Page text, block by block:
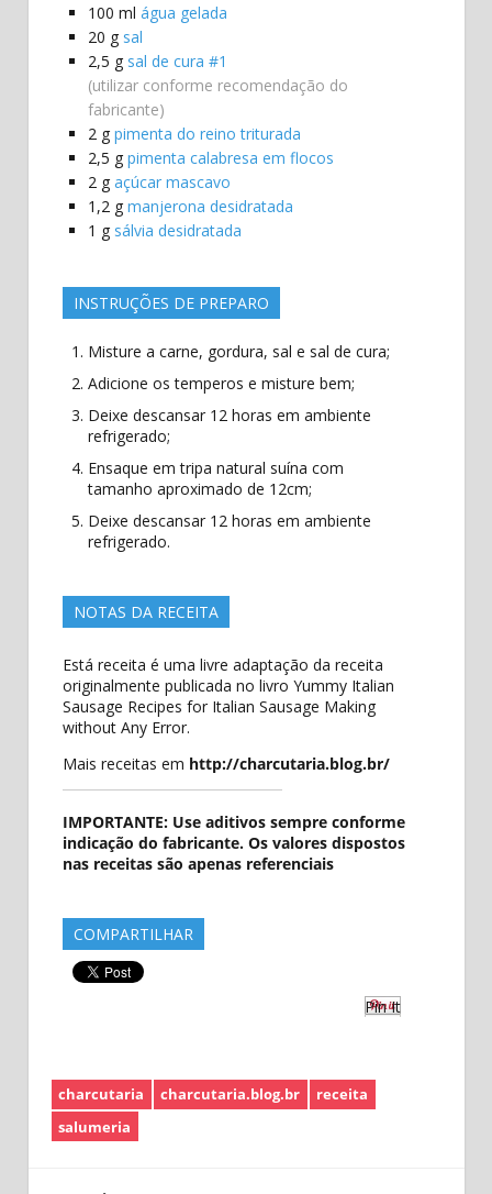
100 ml água gelada
20 g sal
2,5 g sal de cura #1
(utilizar conforme recomendação do
fabricante)
2 g pimenta do reino triturada
2,5 g pimenta calabresa em flocos
2 g açúcar mascavo
1,2 g manjerona desidratada
1 g sálvia desidratada
INSTRUÇÕES DE PREPARO
Misture a carne, gordura, sal e sal de cura;
Adicione os temperos e misture bem;
Deixe descansar 12 horas em ambiente
refrigerado;
Ensaque em tripa natural suína com
tamanho aproximado de 12cm;
Deixe descansar 12 horas em ambiente
refrigerado.
NOTAS DA RECEITA
Está receita é uma livre adaptação da receita
originalmente publicada no livro Yummy Italian
Sausage Recipes for Italian Sausage Making
without Any Error.
Mais receitas em http://charcutaria.blog.br/
IMPORTANTE: Use aditivos sempre conforme
indicação do fabricante. Os valores dispostos
nas receitas são apenas referenciais
COMPARTILHAR
Pin It
charcutaria charcutaria.blog.br
receita
salumeria